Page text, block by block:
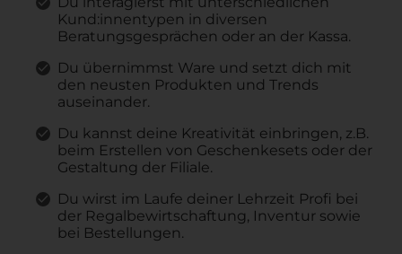
Kund:innentypen in diversen
Beratungsgesprächen oder an der Kassa.
Du übernimmst Ware und setzt dich mit
den neusten Produkten und Trends
auseinander.
Du kannst deine Kreativität einbringen, z.B.
beim Erstellen von Geschenkesets oder der
Gestaltung der Filiale.
Du wirst im Laufe deiner Lehrzeit Profi bei
der Regalbewirtschaftung, Inventur sowie
bei Bestellungen.